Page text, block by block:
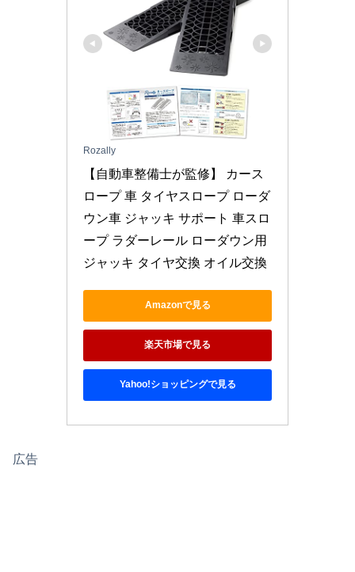
Rozally
【自動車整備士が監修】 カース
ロープ 車 タイヤスロープ ローダ
ウン車 ジャッキ サポート 車スロ
ープ ラダーレール ローダウン用
ジャッキ タイヤ交換 オイル交換
Amazonで見る
楽天市場で見る
Yahoo!ショッピングで見る
広告